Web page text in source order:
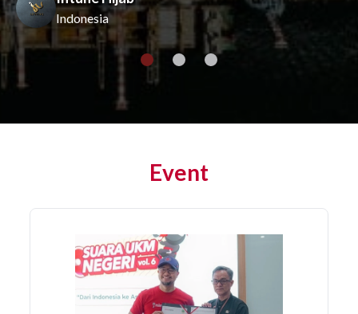
Indonesia
Event